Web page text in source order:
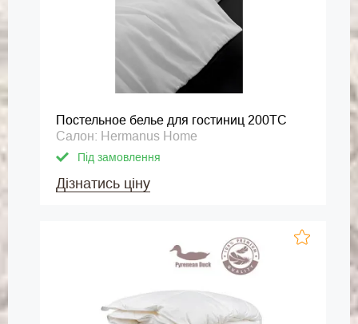
Постельное белье для гостиниц 200ТС
Салон: Hermanus Home
Під замовлення
Дізнатись ціну